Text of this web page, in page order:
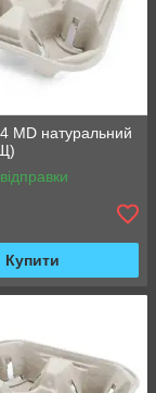
MD натуральний
Купити